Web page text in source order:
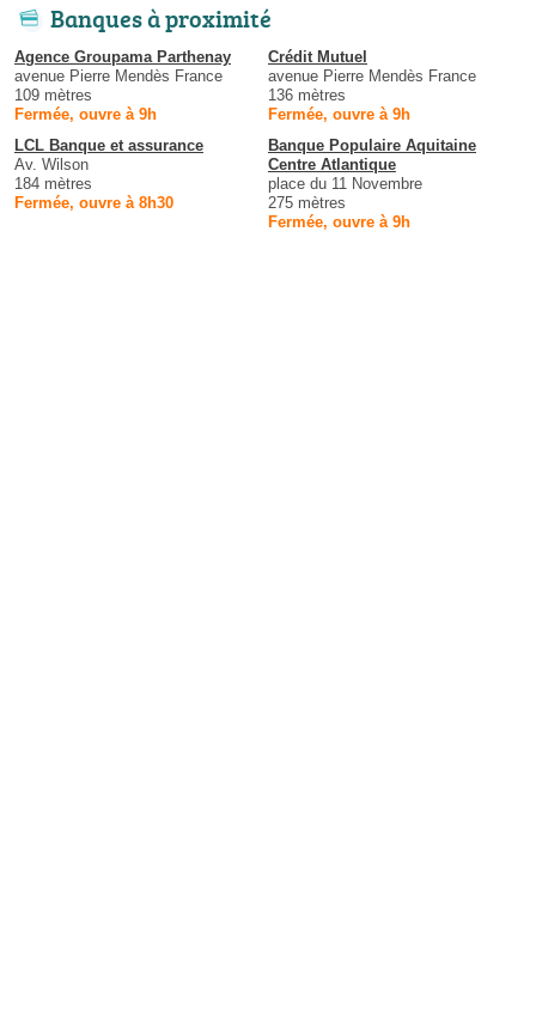
Banques à proximité
Agence Groupama Parthenay
avenue Pierre Mendès France
109 mètres
Fermée, ouvre à 9h
Crédit Mutuel
avenue Pierre Mendès France
136 mètres
Fermée, ouvre à 9h
LCL Banque et assurance
Av. Wilson
184 mètres
Fermée, ouvre à 8h30
Banque Populaire Aquitaine
Centre Atlantique
place du 11 Novembre
275 mètres
Fermée, ouvre à 9h